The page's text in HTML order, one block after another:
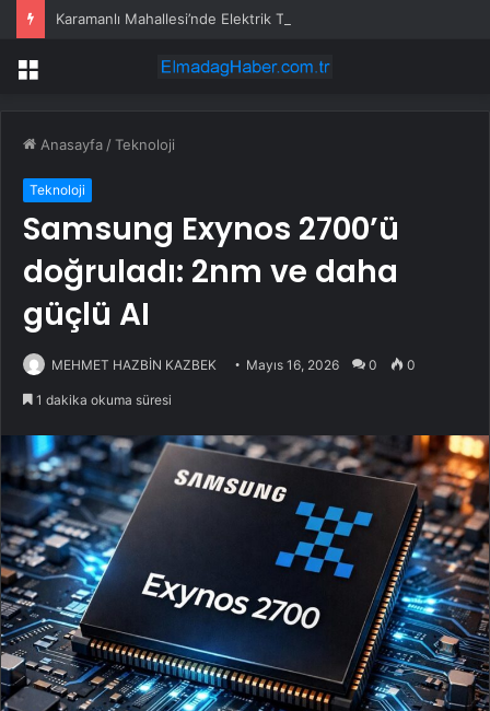
Menü
Anasayfa /Teknoloji
Teknoloji
Samsung Exynos 2700’ü
doğruladı: 2nm ve daha
güçlü AI
MEHMET HAZBİN KAZBEK Mayıs 16, 2026 0 0
1 dakika okuma süresi